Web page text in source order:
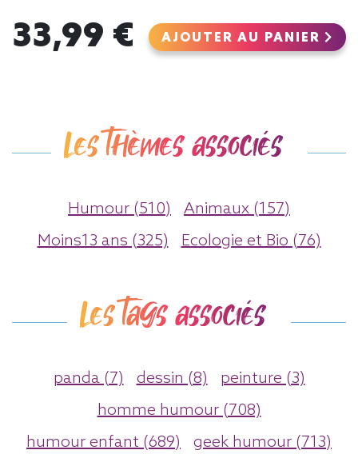
33,99 € AJOUTER AU PANIER
Les thèmes associés
Humour (510)
Animaux (157)
Moins13 ans (325)
Ecologie et Bio (76)
Les tags associés
panda (7) dessin (8)
peinture (3)
homme humour (708)
humour enfant (689)
geek humour (713)